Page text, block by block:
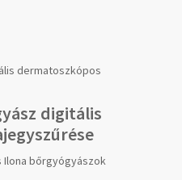
digitális